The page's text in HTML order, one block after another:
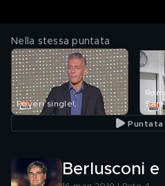
Nella stessa puntata
Poveri single!
Berlusconi